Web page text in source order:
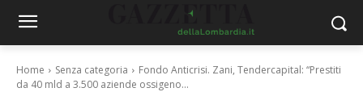
Home Senza categoria
Fondo Anticrisi. Zani, Tendercapital: “Prestiti
da 40 mld a 3.500 aziende ossigeno...